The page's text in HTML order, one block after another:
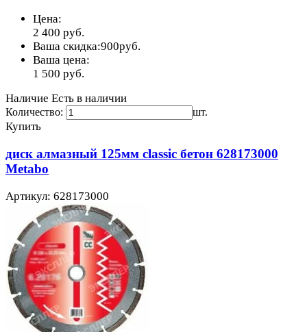
Цена:
2 400 руб.
Ваша скидка:900руб.
Ваша цена:
1 500 руб.
Наличие Есть в наличии
Количество: шт.
Купить
диск алмазный 125мм classic бетон 628173000
Metabo
Артикул: 628173000